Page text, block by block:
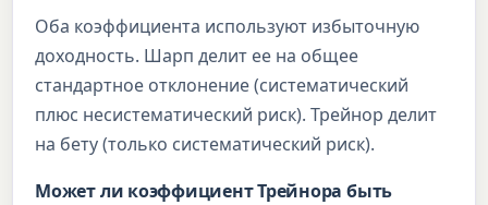
Оба коэффициента используют избыточную
доходность. Шарп делит ее на общее
стандартное отклонение (систематический
плюс несистематический риск). Трейнор делит
на бету (только систематический риск).
Может ли коэффициент Трейнора быть